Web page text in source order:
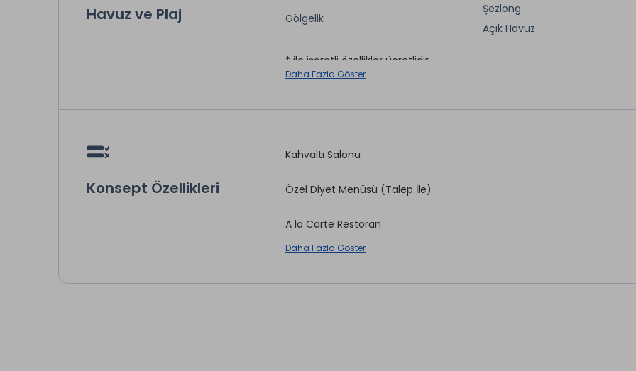
Havuz ve Plaj Gölgelik
Şezlong
Açık Havuz
* ile işaretli özellikler ücretlidir.
Daha Fazla Göster
Konsept Özellikleri
Kahvaltı Salonu
Özel Diyet Menüsü (Talep İle)
A la Carte Restoran
Daha Fazla Göster